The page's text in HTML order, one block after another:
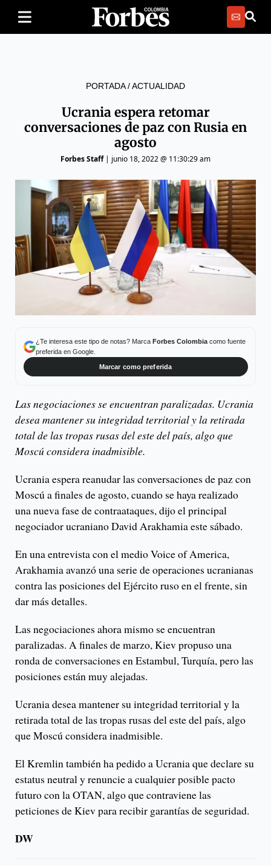
PORTADA/ACTUALIDAD
Ucrania espera retomar
conversaciones de paz con Rusia en
agosto
Forbes Staff| junio 18, 2022 @ 11:30:29 am
¿Te interesa este tipo de notas? Marca Forbes Colombiacomo fuente
preferida en Google.
Marcar como preferida
Las negociaciones se encuentran paralizadas. Ucrania
desea mantener su integridad territorial y la retirada
total de las tropas rusas del este del país, algo que
Moscú considera inadmisible.
Ucrania espera reanudar las conversaciones de paz con
Moscú a finales de agosto, cuando se haya realizado
una nueva fase de contraataques, dijo el principal
negociador ucraniano David Arakhamia este sábado.
En una entrevista con el medio Voice of America,
Arakhamia avanzó una serie de operaciones ucranianas
contra las posiciones del Ejército ruso en el frente, sin
dar más detalles.
Las negociaciones ahora mismo se encuentran
paralizadas. A finales de marzo, Kiev propuso una
ronda de conversaciones en Estambul, Turquía, pero las
posiciones están muy alejadas.
Ucrania desea mantener su integridad territorial y la
retirada total de las tropas rusas del este del país, algo
que Moscú considera inadmisible.
El Kremlin también ha pedido a Ucrania que declare su
estatus neutral y renuncie a cualquier posible pacto
futuro con la OTAN, algo que contraviene las
peticiones de Kiev para recibir garantías de seguridad.
DW